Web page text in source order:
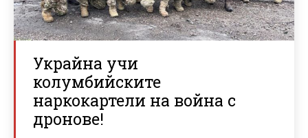
Украйна учи
колумбийските
наркокартели на война с
дронове!